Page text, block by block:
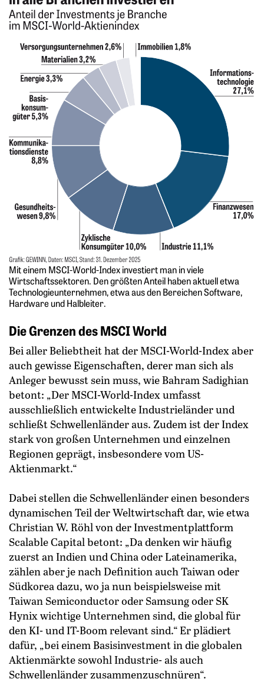
Mit einem MSCI-World-Index investiert man in viele
Wirtschaftssektoren. Den größten Anteil haben aktuell etwa
Technologieunternehmen, etwa aus den Bereichen Software,
Hardware und Halbleiter.
Die Grenzen des MSCI World
Bei aller Beliebtheit hat der MSCI-World-Index aber
auch gewisse Eigenschaften, derer man sich als
Anleger bewusst sein muss, wie Bahram Sadighian
betont: „Der MSCI-World-Index umfasst
ausschließlich entwickelte Industrieländer und
schließt Schwellenländer aus. Zudem ist der Index
stark von großen Unternehmen und einzelnen
Regionen geprägt, insbesondere vom US-
Aktienmarkt.“
Dabei stellen die Schwellenländer einen besonders
dynamischen Teil der Weltwirtschaft dar, wie etwa
Christian W. Röhl von der Investmentplattform
Scalable Capital betont: „Da denken wir häufig
zuerst an Indien und China oder Lateinamerika,
zählen aber je nach Definition auch Taiwan oder
Südkorea dazu, wo ja nun beispielsweise mit
Taiwan Semiconductor oder Samsung oder SK
Hynix wichtige Unternehmen sind, die global für
den KI- und IT-Boom relevant sind.“ Er plädiert
dafür, „bei einem Basisinvestment in die globalen
Aktienmärkte sowohl Industrie- als auch
Schwellenländer zusammenzuschnüren“.